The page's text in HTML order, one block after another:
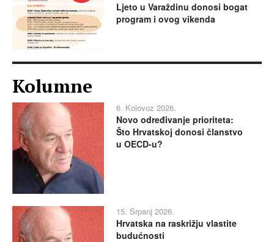
Ljeto u Varaždinu donosi bogat
program i ovog vikenda
Kolumne
6. Kolovoz 2026.
Novo određivanje prioriteta:
Što Hrvatskoj donosi članstvo
u OECD-u?
15. Srpanj 2026.
Hrvatska na raskrižju vlastite
budućnosti